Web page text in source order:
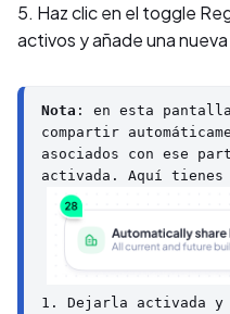
5. Haz clic en el toggle
activos y añade una
Nota : en esta
compartir
asociados con ese
1. Dejarla activada y